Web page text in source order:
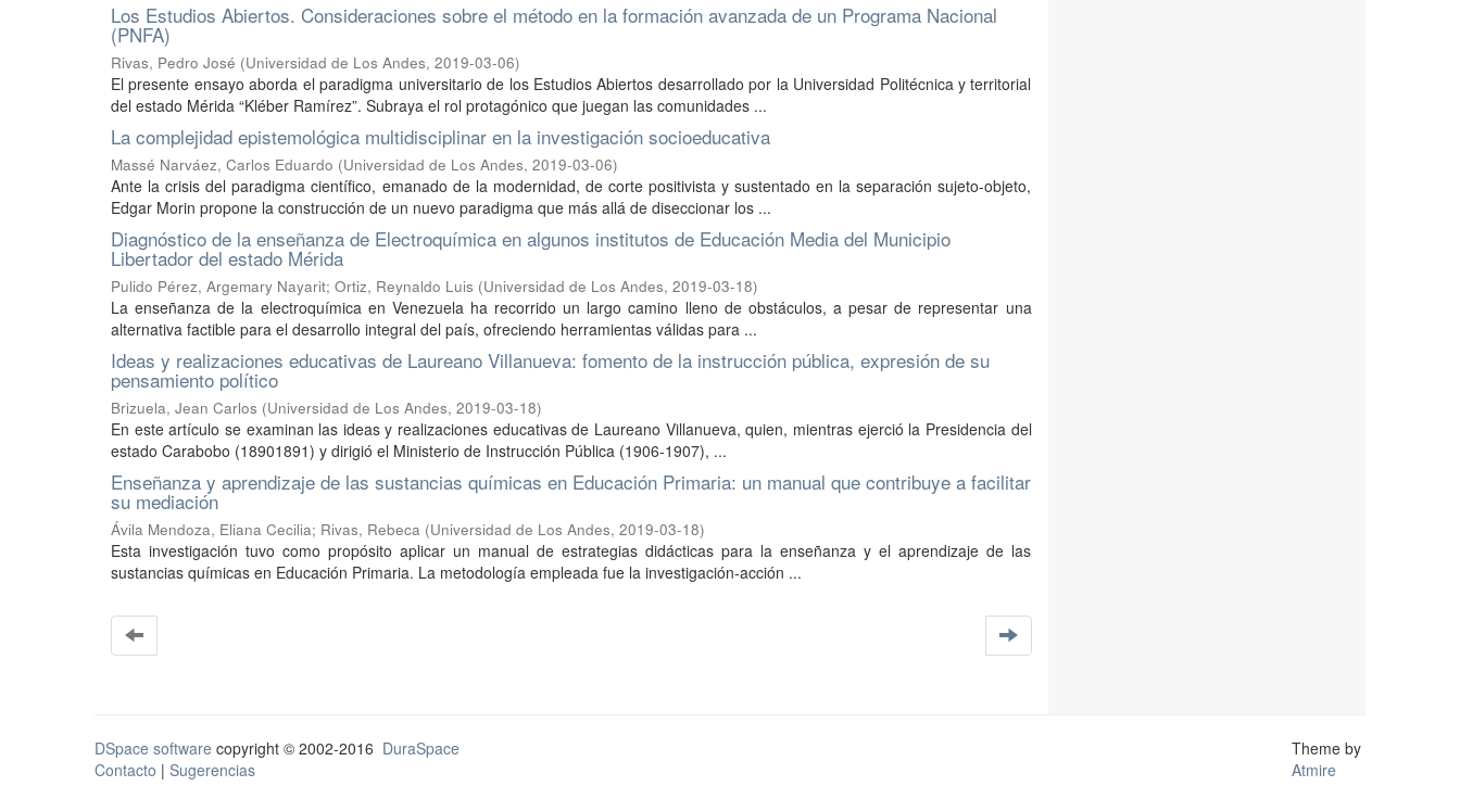
Los Estudios Abiertos. Consideraciones sobre el método en la formación avanzada de un Programa Nacional
(PNFA)
Rivas, Pedro José (Universidad de Los Andes, 2019-03-06)
El presente ensayo aborda el paradigma universitario de los Estudios Abiertos desarrollado por la Universidad Politécnica y territorial
del estado Mérida “Kléber Ramírez”. Subraya el rol protagónico que juegan las comunidades ...
La complejidad epistemológica multidisciplinar en la investigación socioeducativa
Massé Narváez, Carlos Eduardo (Universidad de Los Andes, 2019-03-06)
Ante la crisis del paradigma científico, emanado de la modernidad, de corte positivista y sustentado en la separación sujeto-objeto,
Edgar Morin propone la construcción de un nuevo paradigma que más allá de diseccionar los ...
Diagnóstico de la enseñanza de Electroquímica en algunos institutos de Educación Media del Municipio
Libertador del estado Mérida
Pulido Pérez, Argemary Nayarit; Ortiz, Reynaldo Luis (Universidad de Los Andes, 2019-03-18)
La enseñanza de la electroquímica en Venezuela ha recorrido un largo camino lleno de obstáculos, a pesar de representar una
alternativa factible para el desarrollo integral del país, ofreciendo herramientas válidas para ...
Ideas y realizaciones educativas de Laureano Villanueva: fomento de la instrucción pública, expresión de su
pensamiento político
Brizuela, Jean Carlos (Universidad de Los Andes, 2019-03-18)
En este artículo se examinan las ideas y realizaciones educativas de Laureano Villanueva, quien, mientras ejerció la Presidencia del
estado Carabobo (18901891) y dirigió el Ministerio de Instrucción Pública (1906-1907), ...
Enseñanza y aprendizaje de las sustancias químicas en Educación Primaria: un manual que contribuye a facilitar
su mediación
Ávila Mendoza, Eliana Cecilia; Rivas, Rebeca (Universidad de Los Andes, 2019-03-18)
Esta investigación tuvo como propósito aplicar un manual de estrategias didácticas para la enseñanza y el aprendizaje de las
sustancias químicas en Educación Primaria. La metodología empleada fue la investigación-acción ...
DSpace software copyright © 2002-2016 DuraSpace
Contacto | Sugerencias
Theme by
Atmire